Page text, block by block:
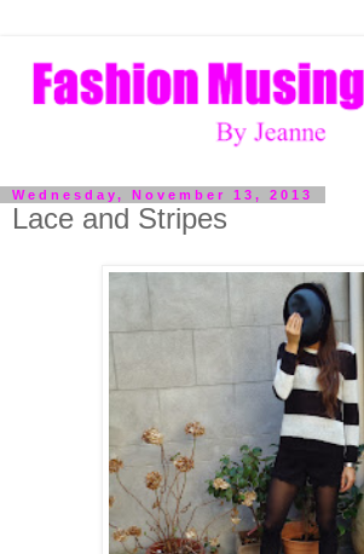
Wednesday, November 13, 2013
Lace and Stripes